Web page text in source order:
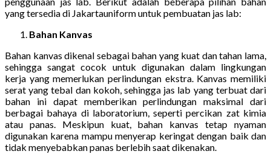
yang tersedia di Jakartauniform untuk pembuatan jas lab:
Bahan Kanvas
Bahan kanvas dikenal sebagai bahan yang kuat dan tahan lama,
sehingga sangat cocok untuk digunakan dalam lingkungan
kerja yang memerlukan perlindungan ekstra. Kanvas memiliki
serat yang tebal dan kokoh, sehingga jas lab yang terbuat dari
bahan ini dapat memberikan perlindungan maksimal dari
berbagai bahaya di laboratorium, seperti percikan zat kimia
atau panas. Meskipun kuat, bahan kanvas tetap nyaman
digunakan karena mampu menyerap keringat dengan baik dan
tidak menyebabkan panas berlebih saat dikenakan.